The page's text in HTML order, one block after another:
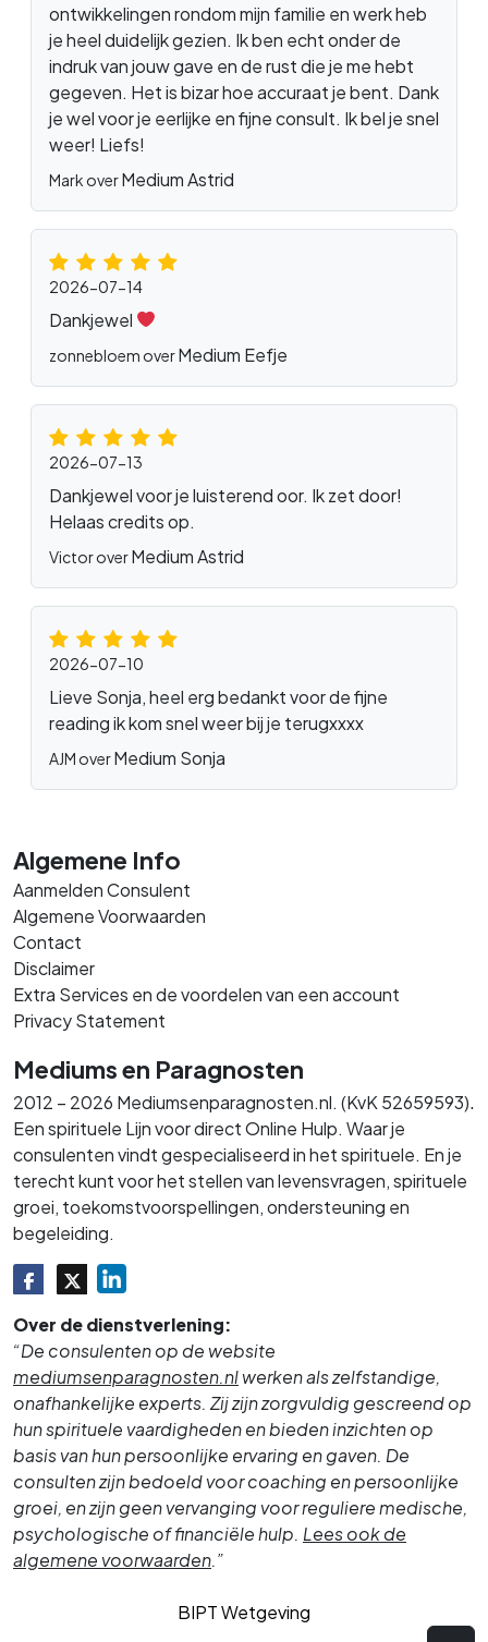
ontwikkelingen rondom mijn familie en werk heb
je heel duidelijk gezien. Ik ben echt onder de
indruk van jouw gave en de rust die je me hebt
gegeven. Het is bizar hoe accuraat je bent. Dank
je wel voor je eerlijke en fijne consult. Ik bel je snel
weer! Liefs!
Mark overMedium Astrid
2026-07-14
Dankjewel
zonnebloem overMedium Eefje
2026-07-13
Dankjewel voor je luisterend oor. Ik zet door!
Helaas credits op.
Victor overMedium Astrid
2026-07-10
Lieve Sonja, heel erg bedankt voor de fijne
reading ik kom snel weer bij je terugxxxx
AJM overMedium Sonja
Algemene Info
Aanmelden Consulent
Algemene Voorwaarden
Contact
Disclaimer
Extra Services en de voordelen van een account
Privacy Statement
Mediums en Paragnosten
2012 – 2026 Mediumsenparagnosten.nl. (KvK 52659593).
Een spirituele Lijn voor direct Online Hulp. Waar je
consulenten vindt gespecialiseerd in het spirituele. En je
terecht kunt voor het stellen van levensvragen, spirituele
groei, toekomstvoorspellingen, ondersteuning en
begeleiding.
Over de dienstverlening:
“De consulenten op de website
mediumsenparagnosten.nlwerken als zelfstandige,
onafhankelijke experts. Zij zijn zorgvuldig gescreend op
hun spirituele vaardigheden en bieden inzichten op
basis van hun persoonlijke ervaring en gaven. De
consulten zijn bedoeld voor coaching en persoonlijke
groei, en zijn geen vervanging voor reguliere medische,
psychologische of financiële hulp. Lees ook de
algemene voorwaarden.”
BIPT Wetgeving